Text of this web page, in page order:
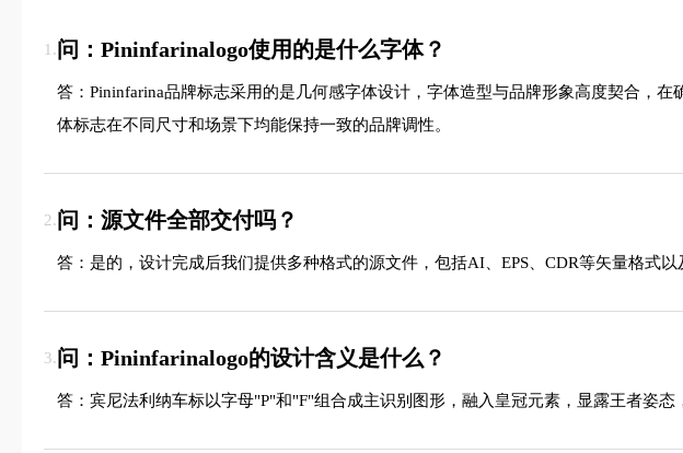
1.问：Pininfarinalogo使用的是什么字体？
答：Pininfarina品牌标志采用的是几何感字体设计，字体造型与品牌形象高度契合，
体标志在不同尺寸和场景下均能保持一致的品牌调性。
2.问：源文件全部交付吗？
答：是的，设计完成后我们提供多种格式的源文件，包括AI、EPS、CDR等矢量格式以
3.问：Pininfarinalogo的设计含义是什么？
答：宾尼法利纳车标以字母"P"和"F"组合成主识别图形，融入皇冠元素，显露王者姿态